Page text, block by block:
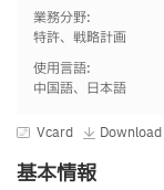
業務分野:
特許、戦略計画
使用言語:
中国語、日本語
Vcard Download
基本情報